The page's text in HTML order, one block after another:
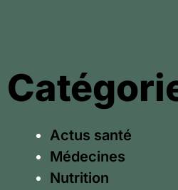
Actus santé
Médecines
Nutrition